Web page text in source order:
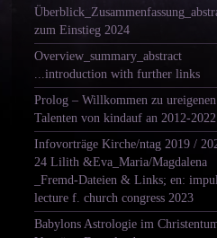
zum Einstieg 2024
Overview_summary_abstract
...introduction with further links
Prolog – Willkommen zu ureigenen
Talenten von kindauf an 2012-2022
Infovorträge Kirche/ntag 2019 /
24 Lilith &Eva_Maria/Magdalena
_Fremd-Dateien & Links; en:
lecture f. church congress 2023
Babylons Astrologie im